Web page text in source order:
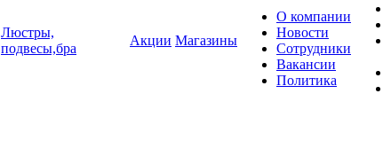
Люстры,
подвесы,бра
Акции Магазины
О компании
Новости
Сотрудники
Вакансии
Политика